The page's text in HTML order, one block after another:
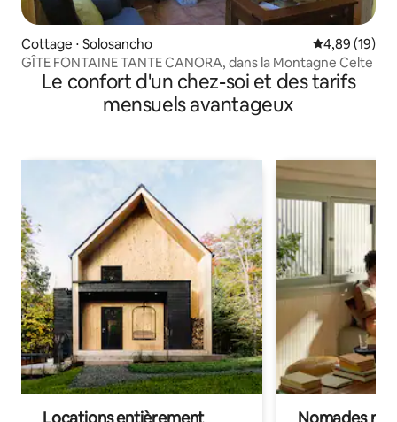
Cottage ⋅ Solosancho Évaluation
4,89 (19)
GÎTE FONTAINE TANTE CANORA, dans la Montagne Celte
Le confort d'un chez-soi et des tarifs
mensuels avantageux